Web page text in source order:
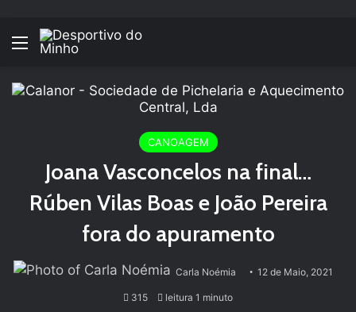
Menu
CANOAGEM
Joana Vasconcelos na final…
Rúben Vilas Boas e João Pereira
fora do apuramento
Carla Noémia 12 de Maio, 2021
315 leitura 1 minuto